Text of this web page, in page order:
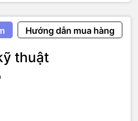
Hướng dẫn mua hàng
thuật